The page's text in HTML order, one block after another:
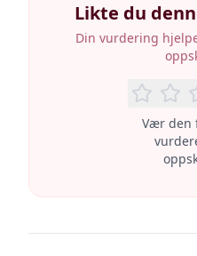
Likte du
Din vurdering
Vær den